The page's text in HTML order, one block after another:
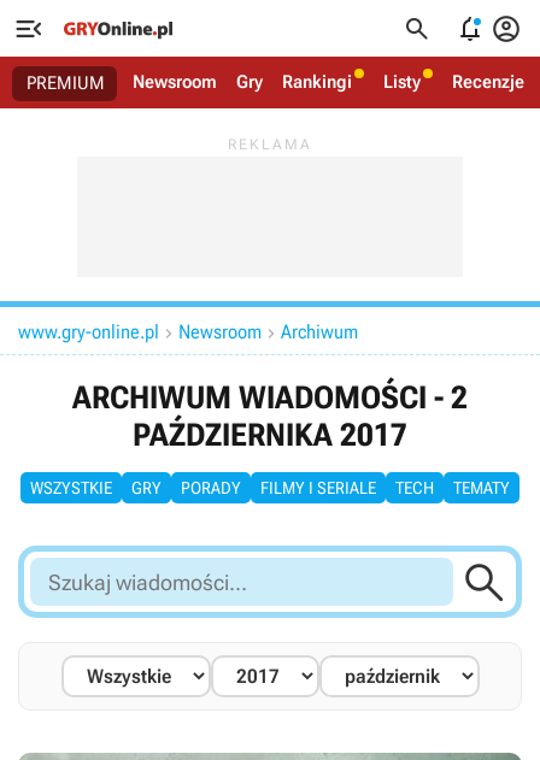
   
PREMIUM Newsroom Gry Rankingi Listy Recenzje
www.gry-online.pl  Newsroom  Archiwum
ARCHIWUM WIADOMOŚCI - 2
PAŹDZIERNIKA 2017
WSZYSTKIE GRY PORADY FILMY I SERIALE TECH TEMATY
Szukaj
wiadomości...
